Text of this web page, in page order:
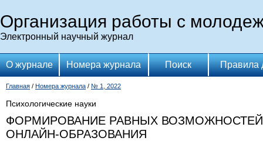
Организация работы с
Электронный научный журнал
О журнале Номера журнала Поиск Правила
Главная / Номера журнала / № 1, 2022
Психологические науки
ФОРМИРОВАНИЕ РАВНЫХ
ОНЛАЙН-ОБРАЗОВАНИЯ